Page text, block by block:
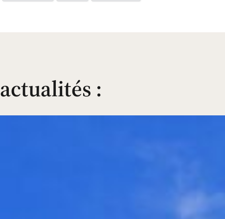
actualités :